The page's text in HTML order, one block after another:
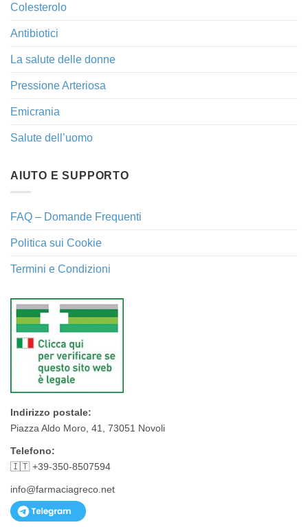
Colesterolo
Antibiotici
La salute delle donne
Pressione Arteriosa
Emicrania
Salute dell’uomo
AIUTO E SUPPORTO
FAQ – Domande Frequenti
Politica sui Cookie
Termini e Condizioni
Indirizzo postale:
Piazza Aldo Moro, 41, 73051 Novoli
Telefono:
🇮🇹 +39-350-8507594
info@farmaciagreco.net